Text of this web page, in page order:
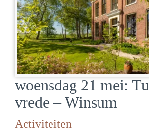
woensdag 21 mei:
vrede – Winsum
Activiteiten